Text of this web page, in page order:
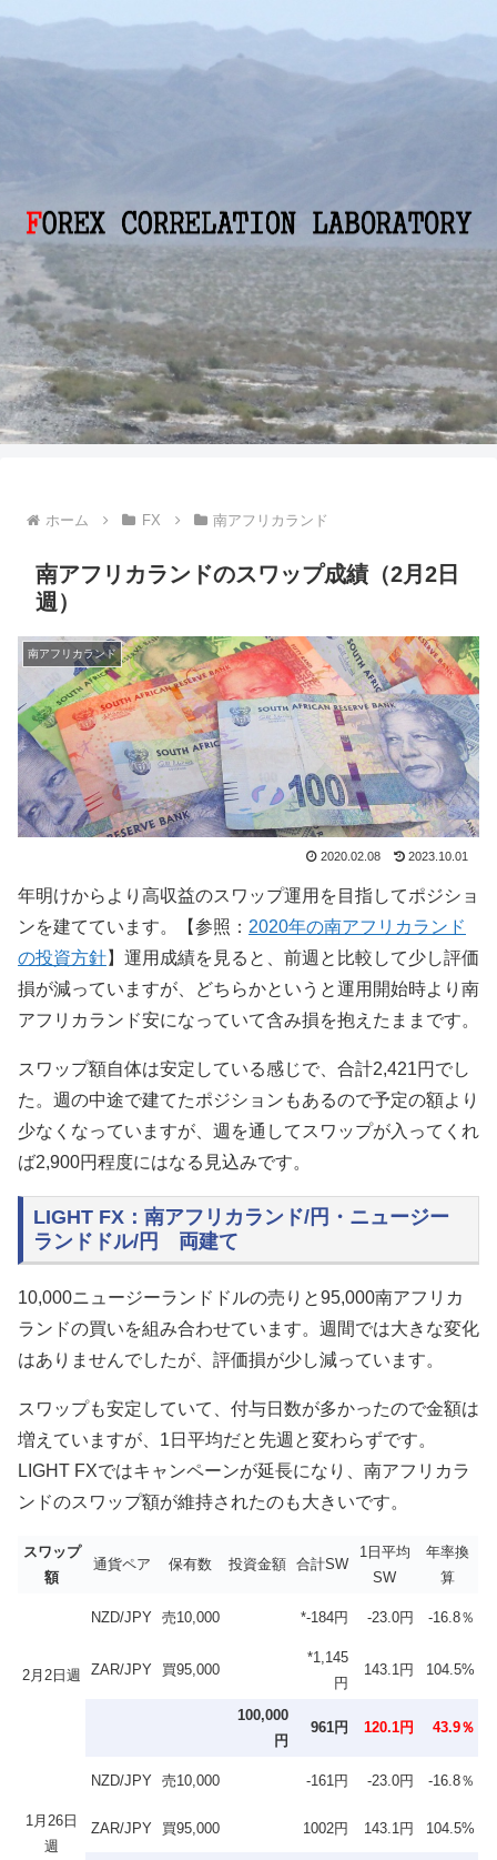
ホーム FX 南アフリカランド
南アフリカランドのスワップ成績（2月2日
週）
南アフリカランド
2020.02.08 2023.10.01
年明けからより高収益のスワップ運用を目指してポジショ
ンを建てています。【参照： 2020年の南アフリカランド
の投資方針】運用成績を見ると、前週と比較して少し評価
損が減っていますが、どちらかというと運用開始時より南
アフリカランド安になっていて含み損を抱えたままです。
スワップ額自体は安定している感じで、合計2,421円でし
た。週の中途で建てたポジションもあるので予定の額より
少なくなっていますが、週を通してスワップが入ってくれ
ば2,900円程度にはなる見込みです。
LIGHT FX：南アフリカランド/円・ニュージー
ランドドル/円 両建て
10,000ニュージーランドドルの売りと95,000南アフリカ
ランドの買いを組み合わせています。週間では大きな変化
はありませんでしたが、評価損が少し減っています。
スワップも安定していて、付与日数が多かったので金額は
増えていますが、1日平均だと先週と変わらずです。
LIGHT FXではキャンペーンが延長になり、南アフリカラ
ンドのスワップ額が維持されたのも大きいです。
スワップ
額
通貨ペア 保有数 投資金額 合計SW
1日平均
SW
年率換
算
2月2日週
NZD/JPY 売10,000 *-184円 -23.0円 -16.8％
ZAR/JPY 買95,000
*1,145
円
143.1円 104.5%
100,000
円
961円 120.1円 43.9％
1月26日
週
NZD/JPY 売10,000 -161円 -23.0円 -16.8％
ZAR/JPY 買95,000 1002円 143.1円 104.5%